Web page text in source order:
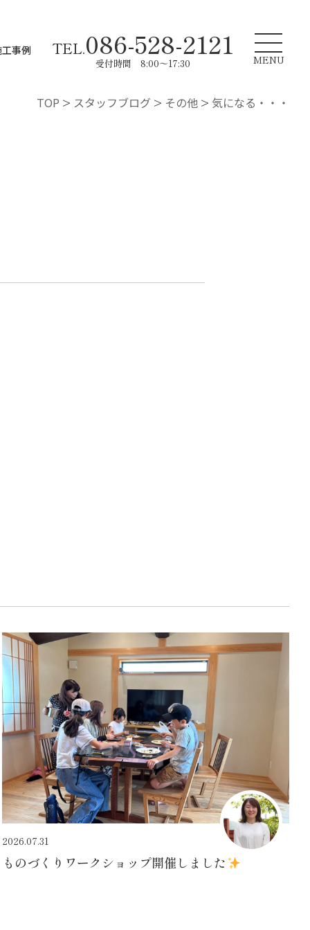
事例 TEL.086-528-2121
受付時間 8:00～17:30 MENU
TOP > スタッフブログ > その他 > 気になる・・・
2026.07.31
ものづくりワークショップ開催しました